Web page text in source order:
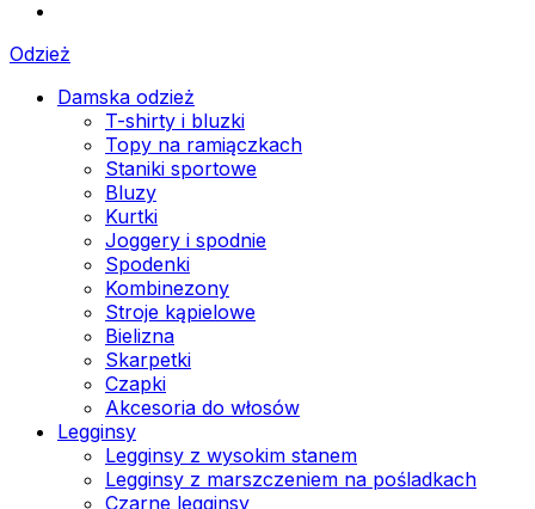
Odzież
Damska odzież
T-shirty i bluzki
Topy na ramiączkach
Staniki sportowe
Bluzy
Kurtki
Joggery i spodnie
Spodenki
Kombinezony
Stroje kąpielowe
Bielizna
Skarpetki
Czapki
Akcesoria do włosów
Legginsy
Legginsy z wysokim stanem
Legginsy z marszczeniem na pośladkach
Czarne legginsy